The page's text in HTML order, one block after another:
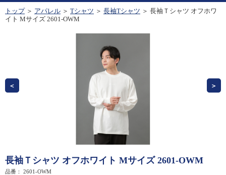
トップ ＞ アパレル ＞ Tシャツ ＞ 長袖Tシャツ ＞ 長袖Ｔシャツ オフホワ
イト Mサイズ 2601-OWM
長袖Ｔシャツ オフホワイト Mサイズ 2601-OWM
品番： 2601-OWM